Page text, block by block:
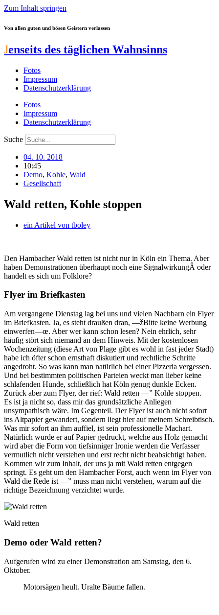
Zum Inhalt springen
Von allen guten und bösen Geistern verlassen
Jenseits des täglichen Wahnsinns
Fotos
Impressum
Datenschutzerklärung
Fotos
Impressum
Datenschutzerklärung
Suche
04. 10. 2018
10:45
Demo, Kohle, Wald
Gesellschaft
Wald retten, Kohle stoppen
ein Artikel von tboley
Den Hambacher Wald retten ist nicht nur in Köln ein Thema. Aber
haben Demonstrationen überhaupt noch eine SignalwirkungÂ oder
handelt es sich um Folklore?
Flyer im Briefkasten
Am vergangene Dienstag lag bei uns und vielen Nachbarn ein Flyer
im Briefkasten. Ja, es steht draußen dran, —žBitte keine Werbung
einwerfen—œ. Aber wer kann schon lesen? Nein ehrlich, sehr
häufig stört sich niemand an dem Hinweis. Mit der kostenlosen
Wochenzeitung (diese Art von Plage gibt es wohl in fast jeder Stadt)
habe ich öfter schon ernsthaft diskutiert und rechtliche Schritte
angedroht. So was kann man natürlich bei einer Pizzeria vergessen.
Und bei bestimmten politischen Parteien weckt man lieber keine
schlafenden Hunde, schließlich hat Köln genug dunkle Ecken.
Zurück aber zum Flyer, der rief: Wald retten —” Kohle stoppen.
Es ist ja nicht so, dass mir das grundsätzliche Anliegen
unsympathisch wäre. Im Gegenteil. Der Flyer ist auch nicht sofort
ins Altpapier gewandert, sondern liegt hier auf meinem Schreibtisch.
Was mir sofort an ihm auffiel, ist sein professionelle Machart.
Natürlich wurde er auf Papier gedruckt, welche aus Holz gemacht
wird aber die Form von tiefsinniger Ironie werden die Verfasser
vermutlich nicht verstehen und erst recht nicht beabsichtigt haben.
Kommen wir zum Inhalt, der uns ja mit Wald retten entgegen
springt. Es geht um den Hambacher Forst, auch wenn im Flyer von
Wald die Rede ist —” muss man nicht verstehen, warum auf die
richtige Bezeichnung verzichtet wurde.
Wald retten
Demo oder Wald retten?
Aufgerufen wird zu einer Demonstration am Samstag, den 6.
Oktober.
Motorsägen heult. Uralte Bäume fallen.